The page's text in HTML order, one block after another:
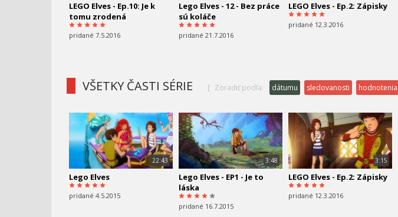
LEGO Elves - Ep.10: Je k
tomu zrodená
pridané 7.5.2016
Lego Elves - 12 - Bez práce
sú koláče
pridané 21.7.2016
LEGO Elves - Ep.2: Zápisky
pridané 12.3.2016
VŠETKY ČASTI SÉRIE [ Zoradiť podľa: dátumu sledovanosti hodnotenia
22:43
Lego Elves
pridané 4.5.2015
3:48
Lego Elves - EP1 - Je to
láska
pridané 16.7.2015
3:15
LEGO Elves - Ep.2: Zápisky
pridané 12.3.2016